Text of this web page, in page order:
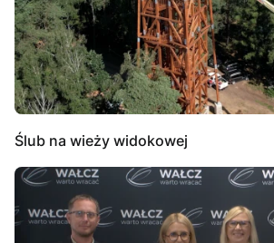
Ślub na wieży widokowej